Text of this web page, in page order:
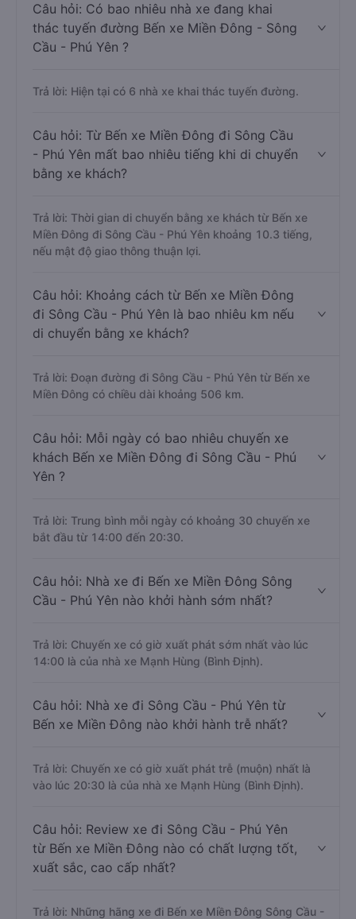
Câu hỏi: Có bao nhiêu nhà xe đang khai
thác tuyến đường Bến xe Miền Đông - Sông
Cầu - Phú Yên ?
Trả lời: Hiện tại có 6 nhà xe khai thác tuyến đường.
Câu hỏi: Từ Bến xe Miền Đông đi Sông Cầu
- Phú Yên mất bao nhiêu tiếng khi di chuyển
bằng xe khách?
Trả lời: Thời gian di chuyển bằng xe khách từ Bến xe
Miền Đông đi Sông Cầu - Phú Yên khoảng 10.3 tiếng,
nếu mật độ giao thông thuận lợi.
Câu hỏi: Khoảng cách từ Bến xe Miền Đông
đi Sông Cầu - Phú Yên là bao nhiêu km nếu
di chuyển bằng xe khách?
Trả lời: Đoạn đường đi Sông Cầu - Phú Yên từ Bến xe
Miền Đông có chiều dài khoảng 506 km.
Câu hỏi: Mỗi ngày có bao nhiêu chuyến xe
khách Bến xe Miền Đông đi Sông Cầu - Phú
Yên ?
Trả lời: Trung bình mỗi ngày có khoảng 30 chuyến xe
bắt đầu từ 14:00 đến 20:30.
Câu hỏi: Nhà xe đi Bến xe Miền Đông Sông
Cầu - Phú Yên nào khởi hành sớm nhất?
Trả lời: Chuyến xe có giờ xuất phát sớm nhất vào lúc
14:00 là của nhà xe Mạnh Hùng (Bình Định).
Câu hỏi: Nhà xe đi Sông Cầu - Phú Yên từ
Bến xe Miền Đông nào khởi hành trễ nhất?
Trả lời: Chuyến xe có giờ xuất phát trễ (muộn) nhất là
vào lúc 20:30 là của nhà xe Mạnh Hùng (Bình Định).
Câu hỏi: Review xe đi Sông Cầu - Phú Yên
từ Bến xe Miền Đông nào có chất lượng tốt,
xuất sắc, cao cấp nhất?
Trả lời: Những hãng xe đi Bến xe Miền Đông Sông Cầu -